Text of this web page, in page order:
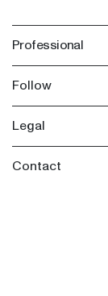
Professional
Follow
Legal
Contact